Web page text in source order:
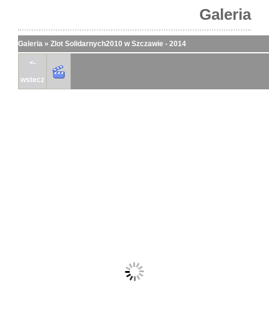
Galeria
Galeria » Zlot Solidarnych2010 w Szczawie - 2014
<-
wstecz